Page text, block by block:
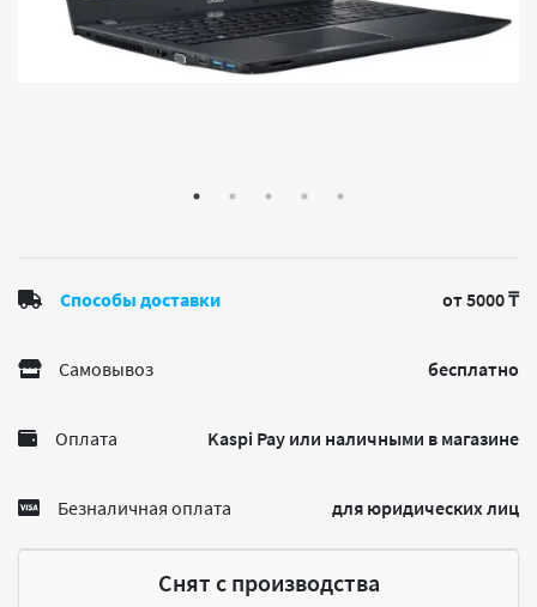
Способы доставки от 5000 ₸
Самовывоз бесплатно
Оплата Kaspi Pay или наличными в магазине
Безналичная оплата для юридических лиц
Снят с производства